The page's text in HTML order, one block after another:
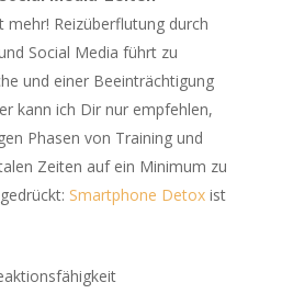
mehr! Reizüberflutung durch
Social Media führt zu
und einer Beeinträchtigung
kann ich Dir nur empfehlen,
Phasen von Training und
Zeiten auf ein Minimum zu
Smartphone Detoxist